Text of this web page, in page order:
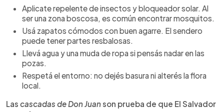
Aplicate repelente de insectos y bloqueador solar. Al
ser una zona boscosa, es común encontrar mosquitos.
Usá zapatos cómodos con buen agarre. El sendero
puede tener partes resbalosas.
Llevá agua y una muda de ropa si pensás nadar en las
pozas.
Respetá el entorno: no dejés basura ni alterés la flora
local.
Las cascadas de Don Juanson prueba de que El Salvador